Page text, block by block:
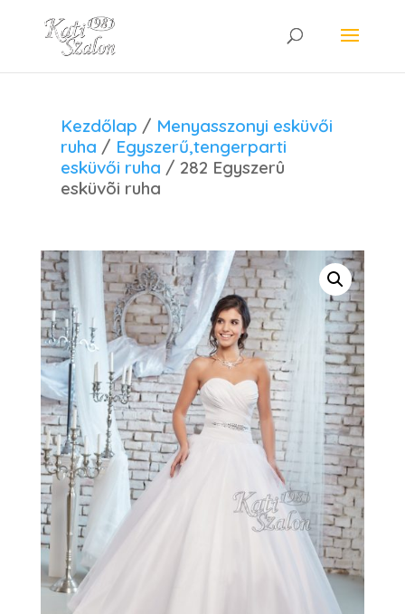
Kezdőlap / Menyasszonyi esküvői
ruha / Egyszerű,tengerparti
esküvői ruha / 282 Egyszerû
esküvõi ruha